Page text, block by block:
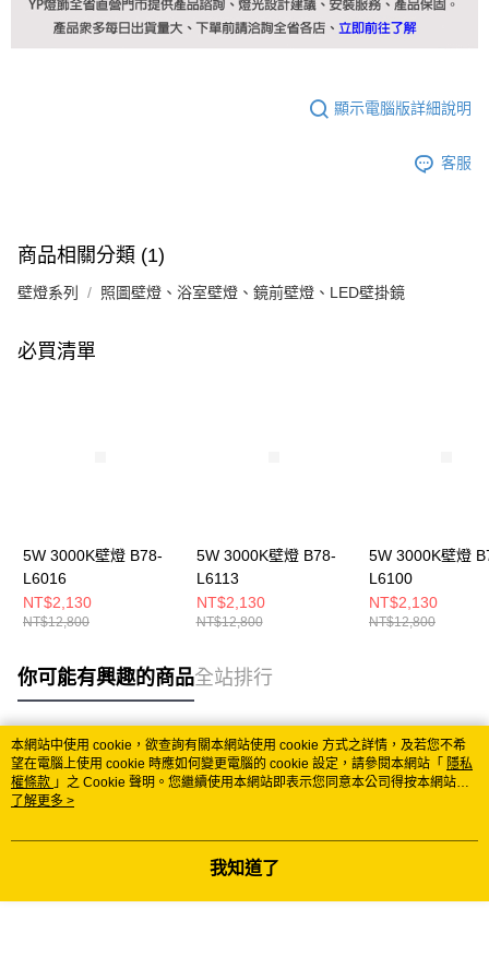
顯示電腦版詳細說明
客服
商品相關分類 (1)
壁燈系列 照圖壁燈、浴室壁燈、鏡前壁燈、LED壁掛鏡
必買清單
5W 3000K壁燈 B78-
L6016
NT$2,130
NT$12,800
5W 3000K壁燈 B78-
L6113
NT$2,130
NT$12,800
5W 3000K壁燈
L6100
NT$2,130
NT$12,800
你可能有興趣的商品全站排行
熱門標籤
本網站中使用 cookie，欲查詢有關本網站使用 cookie 方式之詳情，及若您不希
望在電腦上使用 cookie 時應如何變更電腦的 cookie 設定，請參閱本網站「 隱私
權條款 」之 Cookie 聲明。您繼續使用本網站即表示您同意本公司得按本網站使
用條款之 Cookie 聲明使用 cookie。
了解更多 >
我知道了